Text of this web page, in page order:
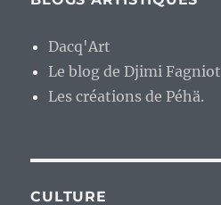
Dacq'Art
Le blog de Djimi Fagniot
Les créations de Péhä.
CULTURE